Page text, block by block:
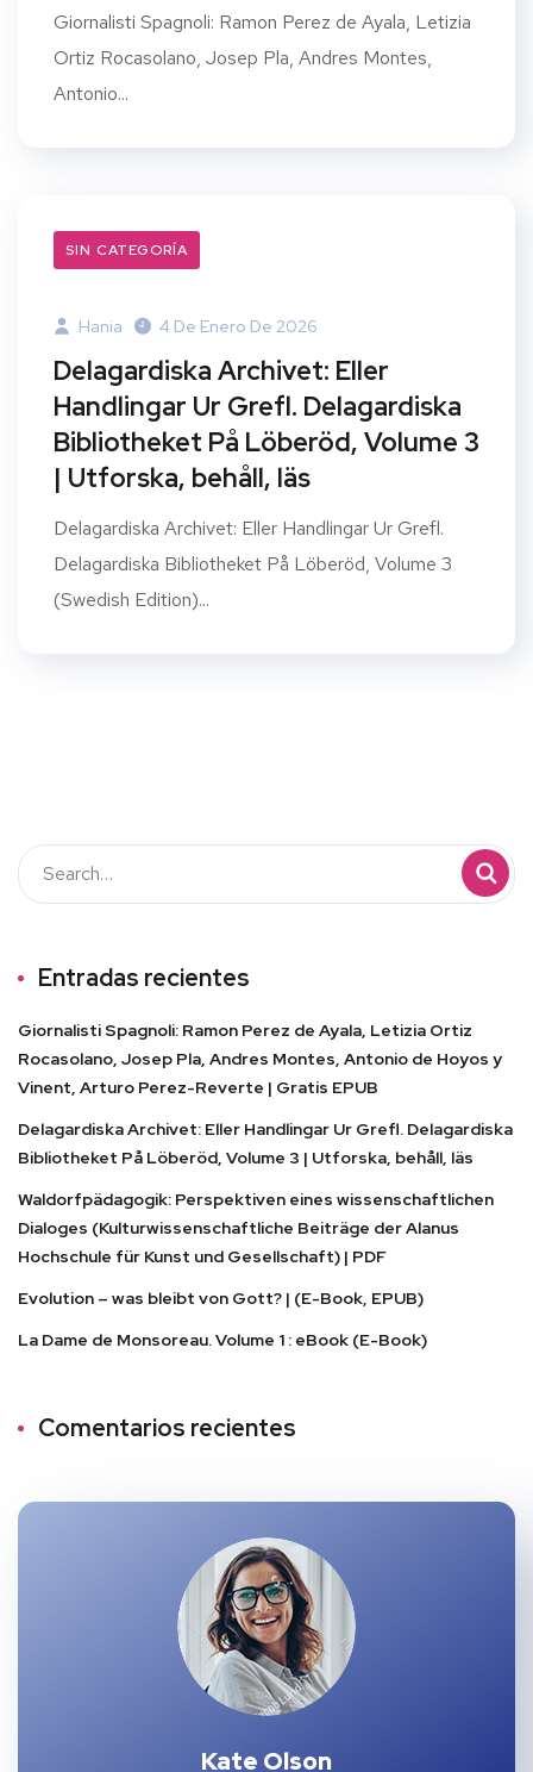
Giornalisti Spagnoli: Ramon Perez de Ayala, Letizia
Ortiz Rocasolano, Josep Pla, Andres Montes,
Antonio...
SIN CATEGORÍA
Hania 4 De Enero De 2026
Delagardiska Archivet: Eller
Handlingar Ur Grefl. Delagardiska
Bibliotheket På Löberöd, Volume 3
| Utforska, behåll, läs
Delagardiska Archivet: Eller Handlingar Ur Grefl.
Delagardiska Bibliotheket På Löberöd, Volume 3
(Swedish Edition)...
Entradas recientes
Giornalisti Spagnoli: Ramon Perez de Ayala, Letizia Ortiz
Rocasolano, Josep Pla, Andres Montes, Antonio de Hoyos y
Vinent, Arturo Perez-Reverte | Gratis EPUB
Delagardiska Archivet: Eller Handlingar Ur Grefl. Delagardiska
Bibliotheket På Löberöd, Volume 3 | Utforska, behåll, läs
Waldorfpädagogik: Perspektiven eines wissenschaftlichen
Dialoges (Kulturwissenschaftliche Beiträge der Alanus
Hochschule für Kunst und Gesellschaft) | PDF
Evolution – was bleibt von Gott? | (E-Book, EPUB)
La Dame de Monsoreau. Volume 1 : eBook (E-Book)
Comentarios recientes
Kate Olson